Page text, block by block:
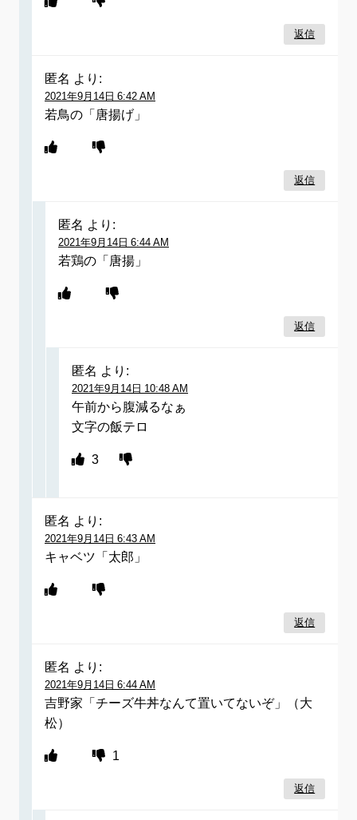
返信
匿名 より:
2021年9月14日 6:42 AM
若鳥の「唐揚げ」
返信
匿名 より:
2021年9月14日 6:44 AM
若鶏の「唐揚」
返信
匿名 より:
2021年9月14日 10:48 AM
午前から腹減るなぁ
文字の飯テロ
3
匿名 より:
2021年9月14日 6:43 AM
キャベツ「太郎」
返信
匿名 より:
2021年9月14日 6:44 AM
吉野家「チーズ牛丼なんて置いてないぞ」（大
松）
1
返信